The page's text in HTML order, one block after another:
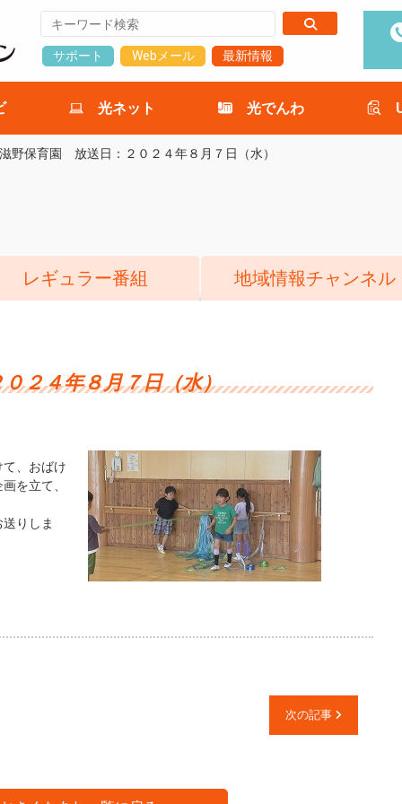
サポート Webメール 最新情報
光ネット 光でんわ
野保育園 放送日：２０２４年８月７日（水）
レギュラー番組 地域情報チャンネル
２４年８月７日（水）
、おばけ
を立て、
りしま
次の記事